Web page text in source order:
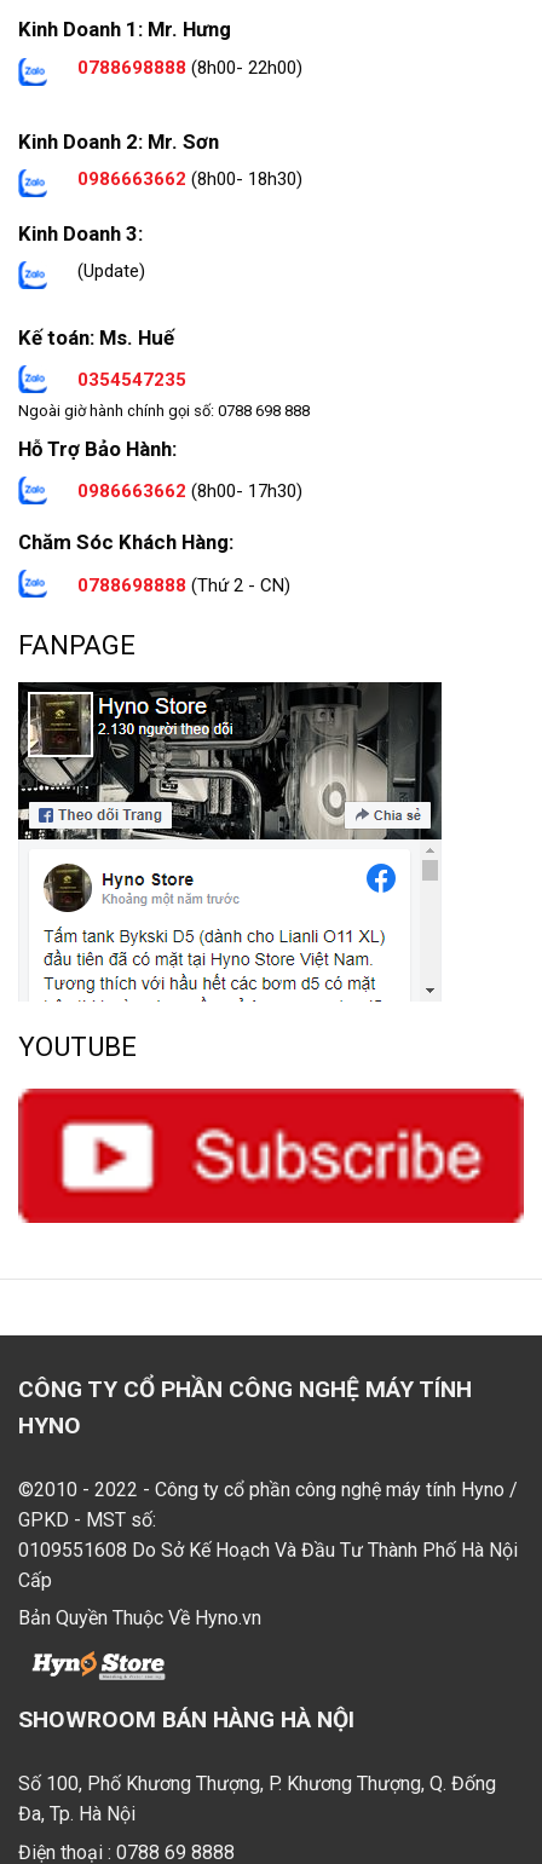
Kinh Doanh 1: Mr. Hưng
0788698888 (8h00- 22h00)
Kinh Doanh 2: Mr. Sơn
0986663662 (8h00- 18h30)
Kinh Doanh 3:
(Update)
Kế toán: Ms. Huế
0354547235
Ngoài giờ hành chính gọi số: 0788 698 888
Hỗ Trợ Bảo Hành:
0986663662 (8h00- 17h30)
Chăm Sóc Khách Hàng:
0788698888 (Thứ 2 - CN)
FANPAGE
YOUTUBE
CÔNG TY CỔ PHẦN CÔNG NGHỆ MÁY TÍNH
HYNO
©2010 - 2022 - Công ty cổ phần công nghệ máy tính Hyno /
GPKD - MST số:
0109551608 Do Sở Kế Hoạch Và Đầu Tư Thành Phố Hà Nội
Cấp
Bản Quyền Thuộc Về Hyno.vn
SHOWROOM BÁN HÀNG HÀ NỘI
Số 100, Phố Khương Thượng, P. Khương Thượng, Q. Đống
Đa, Tp. Hà Nội
Điện thoại : 0788 69 8888